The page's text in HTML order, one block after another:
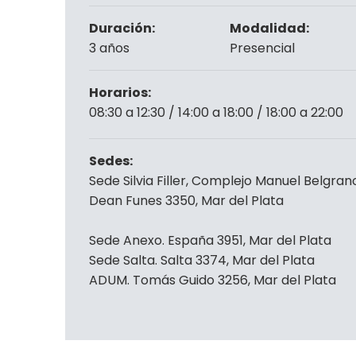
Duración:
3 años
Modalidad:
Presencial
Horarios:
08:30 a 12:30 / 14:00 a 18:00 / 18:00 a 22:00
Sedes:
Sede Silvia Filler, Complejo Manuel
Dean Funes 3350, Mar del Plata
Sede Anexo. España 3951, Mar del Plata
Sede Salta. Salta 3374, Mar del Plata
ADUM. Tomás Guido 3256, Mar del Plata